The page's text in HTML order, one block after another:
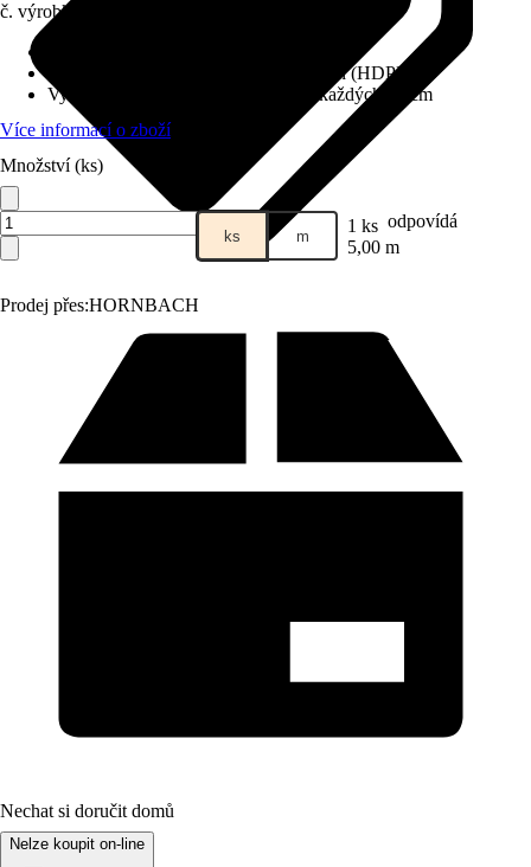
Prodej přes:HORNBACH
č. výrobku
Tvrdý polyetylen (HDPE)
Vybavení
Kovová očka po obvodu každých 50 cm
Více informací o zboží
Množství (ks)
ks m 1 ks odpovídá
5,00 m
Nechat si doručit domů
Nelze koupit on-line